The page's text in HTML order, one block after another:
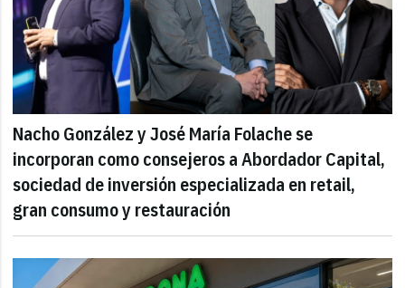
Nacho González y José María Folache se
incorporan como consejeros a Abordador Capital,
sociedad de inversión especializada en retail,
gran consumo y restauración